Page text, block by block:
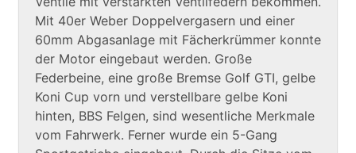
Mit 40er Weber Doppelvergasern und einer
60mm Abgasanlage mit Fächerkrümmer konnte
der Motor eingebaut werden. Große
Federbeine, eine große Bremse Golf GTI, gelbe
Koni Cup vorn und verstellbare gelbe Koni
hinten, BBS Felgen, sind wesentliche Merkmale
vom Fahrwerk. Ferner wurde ein 5-Gang